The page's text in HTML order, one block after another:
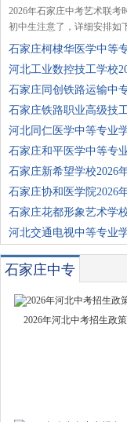
2026年石家庄中考艺术联考
初中生注意了，详细安排如
石家庄柯棣华医学中等
河北工业数控技工学校
石家庄同创铁路运输中
石家庄铁路职业高级技
河北同仁医学中等专业
石家庄和平医学中等专
石家庄新希望学校2026
石家庄协和医学院2026
石家庄花都形象艺术学
河北交通电视中等专业
石家庄中专
技校
2026年河北中考招生政